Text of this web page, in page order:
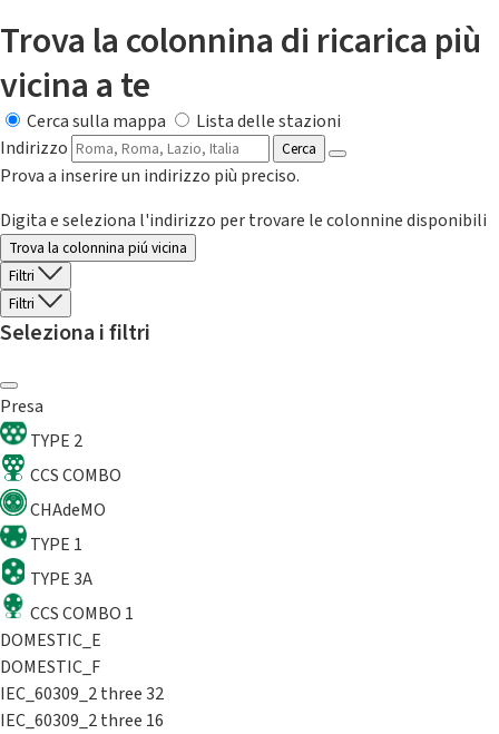
Trova la colonnina di ricarica più
vicina a te
Cerca sulla mappa
Lista delle stazioni
Indirizzo
Cerca
Prova a inserire un indirizzo più preciso.
Digita e seleziona l'indirizzo per trovare le colonnine disponibili
Trova la colonnina piú vicina
Filtri
Filtri
Seleziona i filtri
Presa
TYPE 2
CCS COMBO
CHAdeMO
TYPE 1
TYPE 3A
CCS COMBO 1
DOMESTIC_E
DOMESTIC_F
IEC_60309_2 three 32
IEC_60309_2 three 16